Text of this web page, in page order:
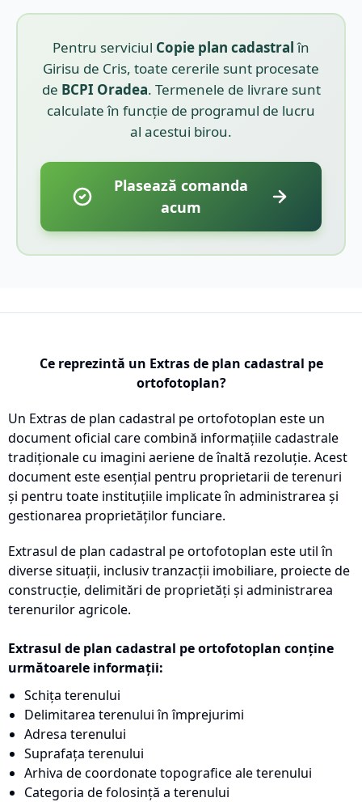
Pentru serviciul Copie plan cadastralîn
Girisu de Cris, toate cererile sunt procesate
de BCPI Oradea. Termenele de livrare sunt
calculate în funcție de programul de lucru
al acestui birou.
Plasează comanda
acum
Ce reprezintă un Extras de plan cadastral pe
ortofotoplan?
Un Extras de plan cadastral pe ortofotoplan este un
document oficial care combină informațiile cadastrale
tradiționale cu imagini aeriene de înaltă rezoluție. Acest
document este esențial pentru proprietarii de terenuri
și pentru toate instituțiile implicate în administrarea și
gestionarea proprietăților funciare.
Extrasul de plan cadastral pe ortofotoplan este util în
diverse situații, inclusiv tranzacții imobiliare, proiecte de
construcție, delimitări de proprietăți și administrarea
terenurilor agricole.
Extrasul de plan cadastral pe ortofotoplan conține
următoarele informații:
Schița terenului
Delimitarea terenului în împrejurimi
Adresa terenului
Suprafața terenului
Arhiva de coordonate topografice ale terenului
Categoria de folosință a terenului